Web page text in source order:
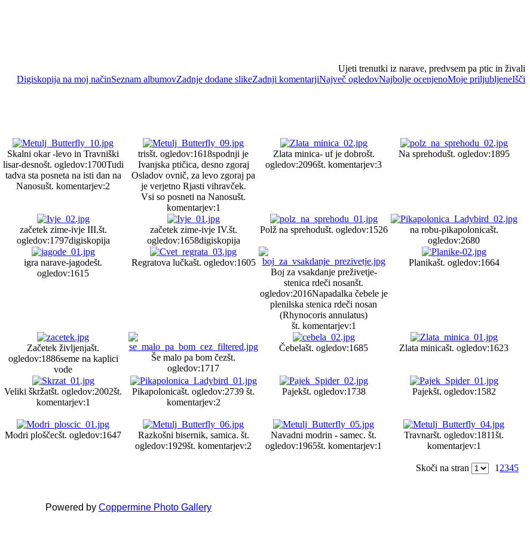
Ujeti trenutki iz narave, predvsem pa ptic in živali
Digiskopija na moj načinSeznam albumovZadnje dodane slikeZadnji komentarjiNajveč ogledovNajbolje ocenjenoMoje priljubljeneIšči
Skalni okar -levo in Travniški
lisar-desnošt. ogledov:1700Tudi
tadva sta posneta na isti dan na
Nanosušt. komentarjev:2
trisšt. ogledov:1618spodnji je
Ivanjska ptičica, desno zgoraj
Osladov ovnič, za levo zgoraj pa
je verjetno Rjasti vihravček.
Vsi so posneti na Nanosušt.
komentarjev:1
Zlata minica- uf je dobrošt.
ogledov:2096št. komentarjev:3
Na sprehodušt. ogledov:1895
začetek zime-ivje III.št.
ogledov:1797digiskopija
začetek zime-ivje IV.št.
ogledov:1658digiskopija
Polž na sprehodušt. ogledov:1526 na robu-pikapolonicašt.
ogledov:2680
igra narave-jagodešt.
ogledov:1615
Regratova lučkašt. ogledov:1605
Boj za vsakdanje preživetje-
stenica rdeči nosanšt.
ogledov:2016Napadalka čebele je
plenilska stenica rdeči nosan
(Rhynocoris annulatus)
št. komentarjev:1
Planikašt. ogledov:1664
Začetek življenjašt.
ogledov:1886seme na kaplici
vode
Še malo pa bom čezšt.
ogledov:1717
Čebelašt. ogledov:1685 Zlata minicašt. ogledov:1623
Veliki škržatšt. ogledov:2002št.
komentarjev:1
Pikapolonicašt. ogledov:2739 št.
komentarjev:2
Pajekšt. ogledov:1738 Pajekšt. ogledov:1582
Modri ploščecšt. ogledov:1647 Razkošni bisernik, samica. št.
ogledov:1929št. komentarjev:2
Navadni modrin - samec. št.
ogledov:1965št. komentarjev:1
Travnaršt. ogledov:1811št.
komentarjev:1
Skoči na stran 1 2345
Powered by Coppermine Photo Gallery